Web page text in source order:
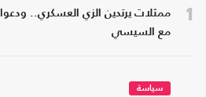
1
ممثلات يرتدين الزي العسكري..
مع السيسي
سياسة